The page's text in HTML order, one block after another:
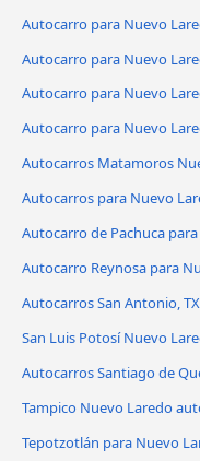
Autocarro para Nuevo
Autocarro para Nuevo
Autocarro para Nuevo
Autocarro para Nuevo
Autocarros Matamoros
Autocarros para Nuevo
Autocarro de Pachuca
Autocarro Reynosa para
Autocarros San Antonio,
San Luis Potosí Nuevo
Autocarros Santiago de
Tampico Nuevo Laredo
Tepotzotlán para Nuevo